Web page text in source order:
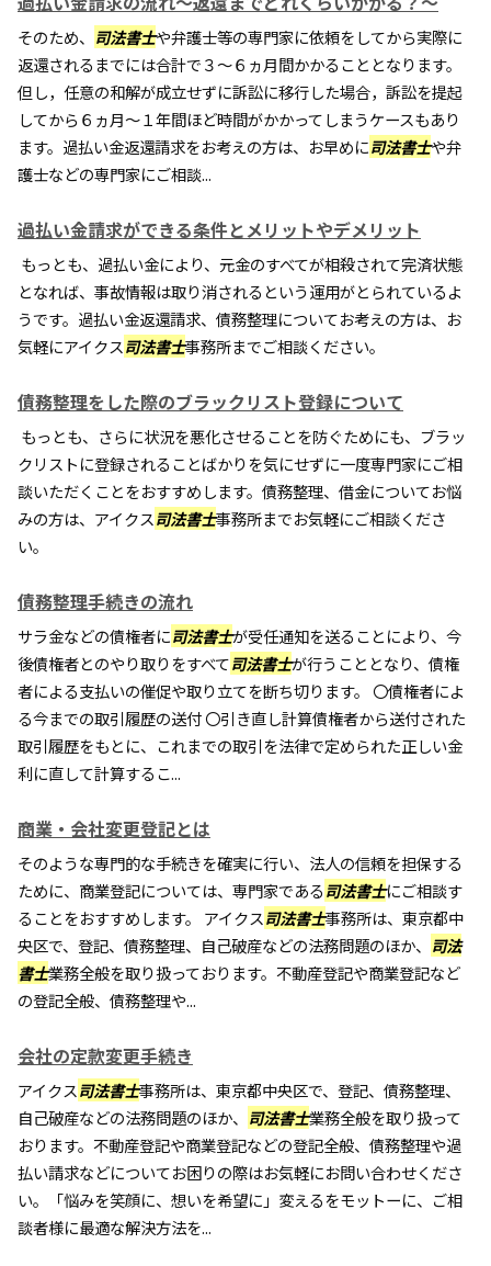
そのため、 司法書士や弁護士等の専門家に依頼をしてから実際に
返還されるまでには合計で３～６ヵ月間かかることとなります。
但し，任意の和解が成立せずに訴訟に移行した場合，訴訟を提起
してから６ヵ月～１年間ほど時間がかかってしまうケースもあり
ます。過払い金返還請求をお考えの方は、お早めに司法書士や弁
護士などの専門家にご相談...
過払い金請求ができる条件とメリットやデメリット
もっとも、過払い金により、元金のすべてが相殺されて完済状態
となれば、事故情報は取り消されるという運用がとられているよ
うです。過払い金返還請求、債務整理についてお考えの方は、お
気軽にアイクス司法書士事務所までご相談ください。
債務整理をした際のブラックリスト登録について
もっとも、さらに状況を悪化させることを防ぐためにも、ブラッ
クリストに登録されることばかりを気にせずに一度専門家にご相
談いただくことをおすすめします。債務整理、借金についてお悩
みの方は、アイクス司法書士事務所までお気軽にご相談くださ
い。
債務整理手続きの流れ
サラ金などの債権者に司法書士が受任通知を送ることにより、今
後債権者とのやり取りをすべて司法書士が行うこととなり、債権
者による支払いの催促や取り立てを断ち切ります。 〇債権者によ
る今までの取引履歴の送付 〇引き直し計算債権者から送付された
取引履歴をもとに、これまでの取引を法律で定められた正しい金
利に直して計算するこ...
商業・会社変更登記とは
そのような専門的な手続きを確実に行い、法人の信頼を担保する
ために、商業登記については、専門家である司法書士にご相談す
ることをおすすめします。 アイクス司法書士事務所は、東京都中
央区で、登記、債務整理、自己破産などの法務問題のほか、 司法
書士業務全般を取り扱っております。不動産登記や商業登記など
の登記全般、債務整理や...
会社の定款変更手続き
アイクス司法書士事務所は、東京都中央区で、登記、債務整理、
自己破産などの法務問題のほか、 司法書士業務全般を取り扱って
おります。不動産登記や商業登記などの登記全般、債務整理や過
払い請求などについてお困りの際はお気軽にお問い合わせくださ
い。「悩みを笑顔に、想いを希望に」変えるをモットーに、ご相
談者様に最適な解決方法を...